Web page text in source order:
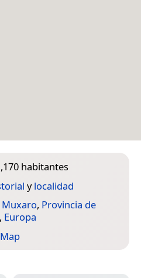
habitantes
ylocalidad
Muxaro, Provincia de
, Europa